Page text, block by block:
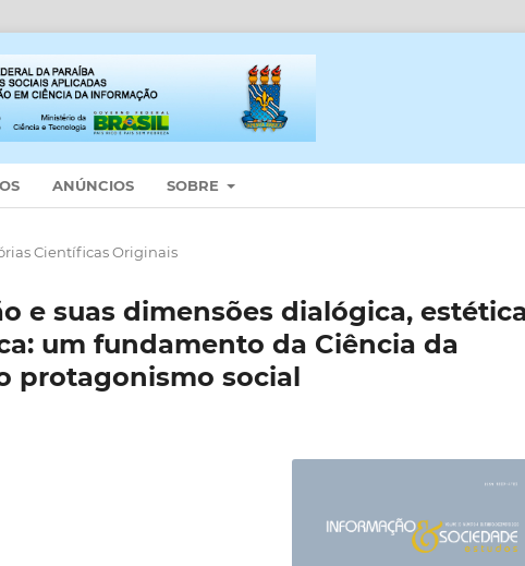
ANÚNCIOS SOBRE
Científicas Originais
e suas dimensões dialógica,
um fundamento da Ciência da
protagonismo social